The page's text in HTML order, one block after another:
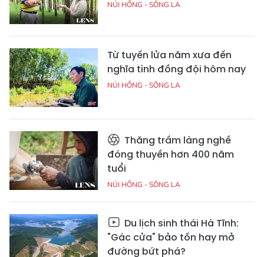
NÚI HỒNG - SÔNG LA
Từ tuyến lửa năm xưa đến
nghĩa tình đồng đội hôm nay
NÚI HỒNG - SÔNG LA
Thăng trầm làng nghề
đóng thuyền hơn 400 năm
tuổi
NÚI HỒNG - SÔNG LA
Du lịch sinh thái Hà Tĩnh:
"Gác cửa" bảo tồn hay mở
đường bứt phá?